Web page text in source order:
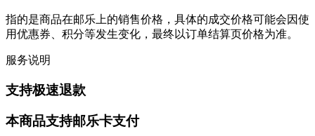
指的是商品在邮乐上的销售价格，具体的成交价格可能会因使
用优惠券、积分等发生变化，最终以订单结算页价格为准。
服务说明
支持极速退款
本商品支持邮乐卡支付